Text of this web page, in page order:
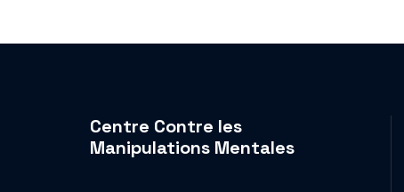
Centre Contre les
Manipulations Mentales